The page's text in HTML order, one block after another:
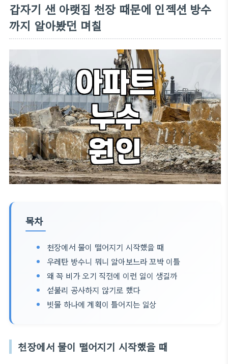
갑자기 샌 아랫집 천장 때문에 인젝션 방수
까지 알아봤던 며칠
목차
천장에서 물이 떨어지기 시작했을 때
우레탄 방수니 뭐니 알아보느라 꼬박 이틀
왜 꼭 비가 오기 직전에 이런 일이 생길까
섣불리 공사하지 않기로 했다
빗물 하나에 계획이 틀어지는 일상
천장에서 물이 떨어지기 시작했을 때